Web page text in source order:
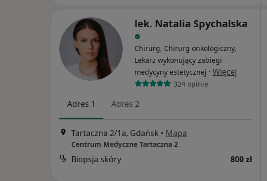
lek. Natalia Spychalska
Chirurg, Chirurg onkologiczny,
Lekarz wykonujący zabiegi
medycyny estetycznej · Więcej
324 opinie
Adres 1 Adres 2
Tartaczna 2/1a, Gdańsk • Mapa
Centrum Medyczne Tartaczna 2
Biopsja skóry 800 zł